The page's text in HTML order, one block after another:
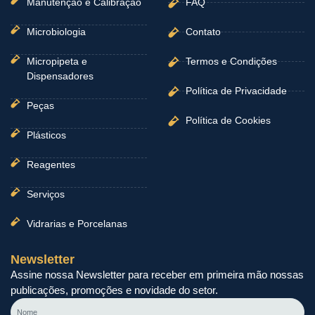
Manutenção e Calibração
Microbiologia
Micropipeta e
Dispensadores
Peças
Plásticos
Reagentes
Serviços
Vidrarias e Porcelanas
FAQ
Contato
Termos e Condições
Política de Privacidade
Política de Cookies
Newsletter
Assine nossa Newsletter para receber em primeira mão nossas
publicações, promoções e novidade do setor.
Nome